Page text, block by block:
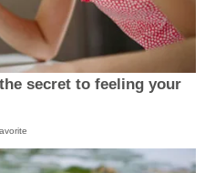
secret to feeling your